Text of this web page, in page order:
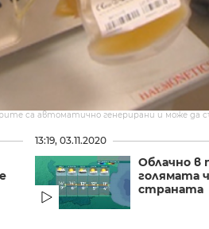
са автоматично генерирани и може да
13:19, 03.11.2020
Облачно в
голямата
страната